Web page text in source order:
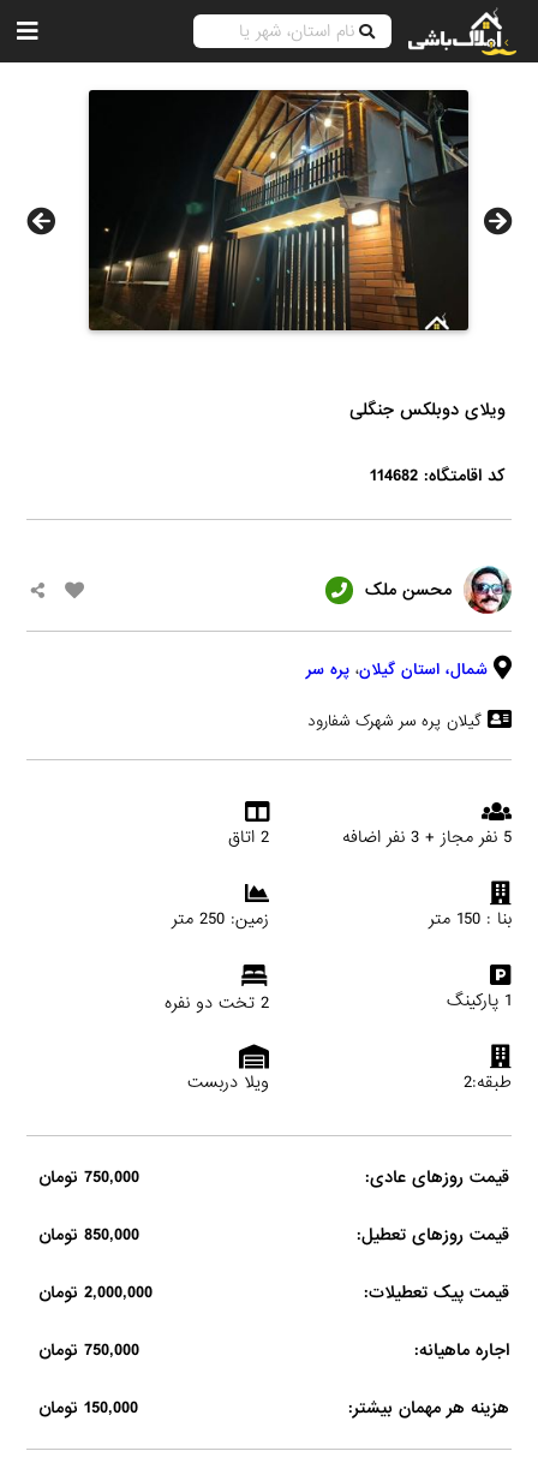
ویلای دوبلکس جنگلی
کد اقامتگاه: 114682
محسن ملک
شمال، استان گیلان، پره سر
گیلان پره سر شهرک شفارود
5 نفر مجاز + 3 نفر اضافه 2 اتاق
بنا : 150 متر زمین: 250 متر
1 پارکینگ 2 تخت دو نفره
طبقه:2 ویلا دربست
قیمت روزهای عادی: 750,000 تومان
قیمت روزهای تعطیل: 850,000 تومان
قیمت پیک تعطیلات: 2,000,000 تومان
اجاره ماهیانه: 750,000 تومان
هزینه هر مهمان بیشتر: 150,000 تومان